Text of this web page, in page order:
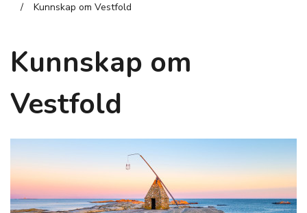
Kunnskap om Vestfold
Kunnskap om
Vestfold